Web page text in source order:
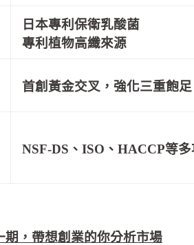
日本專利保衛乳酸菌
專利植物高纖來源
首創黃金交叉，強化三重飽足
NSF-DS、ISO、HACCP等
期，帶想創業的你分析市場